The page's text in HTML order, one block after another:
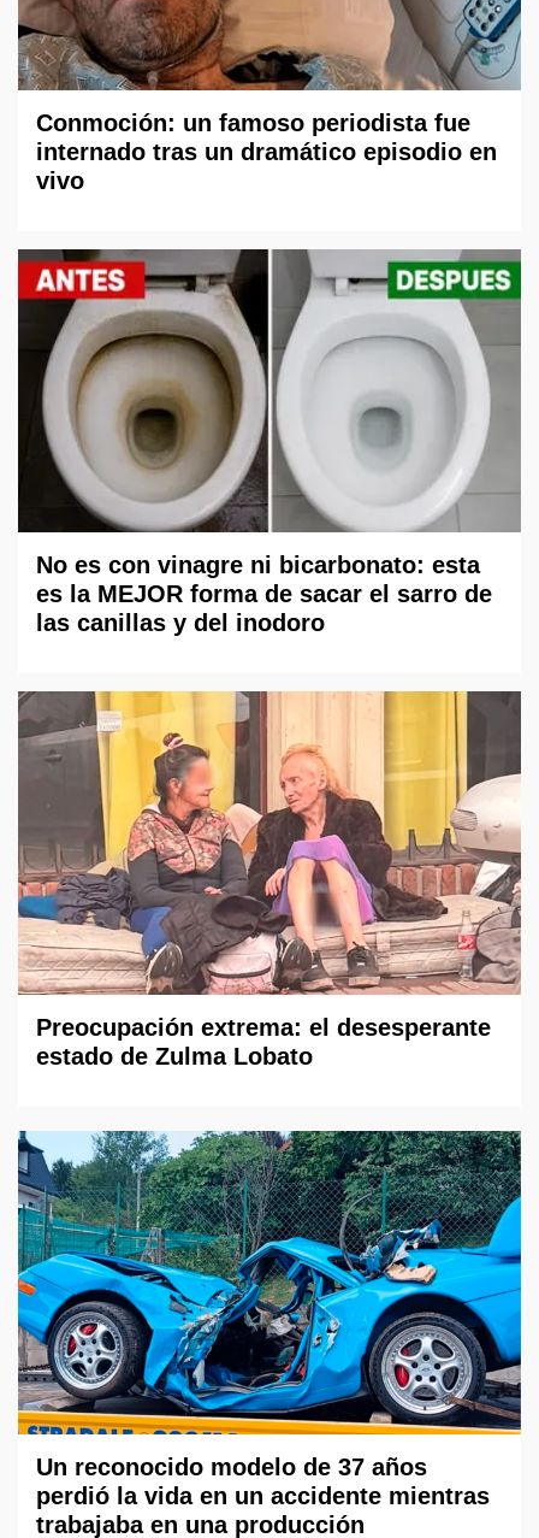
Conmoción: un famoso periodista fue
internado tras un dramático episodio en
vivo
No es con vinagre ni bicarbonato: esta
es la MEJOR forma de sacar el sarro de
las canillas y del inodoro
Preocupación extrema: el desesperante
estado de Zulma Lobato
Un reconocido modelo de 37 años
perdió la vida en un accidente mientras
trabajaba en una producción